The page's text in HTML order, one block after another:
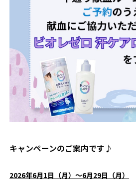
キャンペーンのご案内です♪
2026年6月1日（月）～6月29日（月）